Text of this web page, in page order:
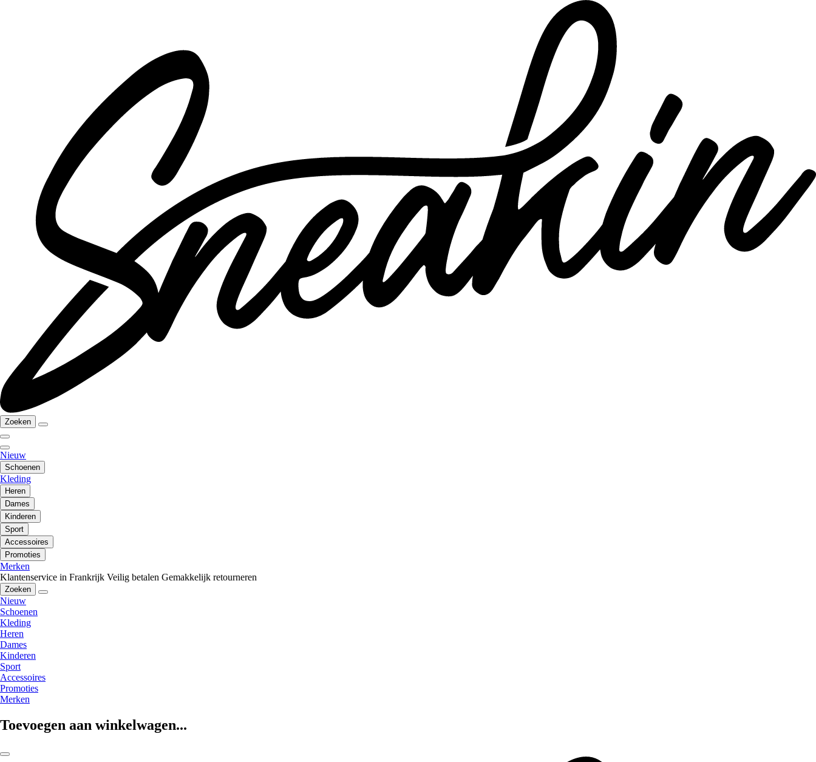
Zoeken
Nieuw
Schoenen
Kleding
Heren
Dames
Kinderen
Sport
Accessoires
Promoties
Merken
Klantenservice in Frankrijk Veilig betalen Gemakkelijk retourneren
Zoeken
Nieuw
Schoenen
Kleding
Heren
Dames
Kinderen
Sport
Accessoires
Promoties
Merken
Toevoegen aan winkelwagen...